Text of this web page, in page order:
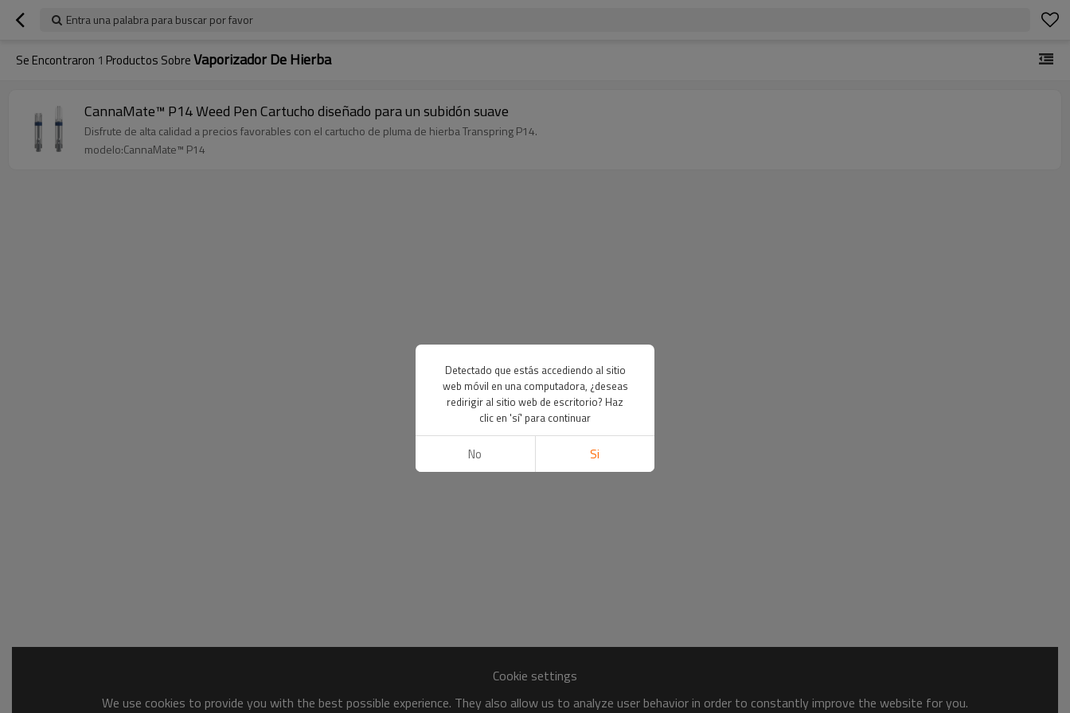
Entra una palabra para buscar por favor
Se Encontraron 1 Productos SobreVaporizador De Hierba
CannaMate™ P14 Weed Pen Cartucho diseñado para un subidón suave
Disfrute de alta calidad a precios favorables con el cartucho de pluma de hierba Transpring P14.
modelo:CannaMate™ P14
Cookie settings
We use cookies to provide you with the best possible experience. They also allow us to analyze user behavior in order to constantly improve the website for you.
Detectado que estás accediendo al sitio
web móvil en una computadora, ¿deseas
redirigir al sitio web de escritorio? Haz
clic en 'sí' para continuar
No Si